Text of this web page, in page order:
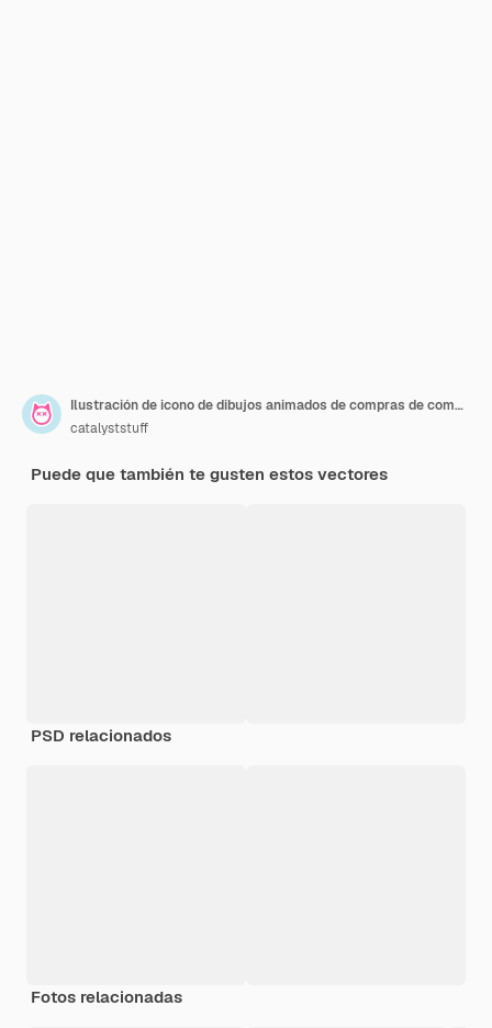
Ilustración de icono de dibujos animados de compras de comestibles de pollo lindo. Concepto de icono de comida animal aislado. Estilo de dibujos animados plana
catalyststuff
Puede que también te gusten estos vectores
PSD relacionados
Fotos relacionadas